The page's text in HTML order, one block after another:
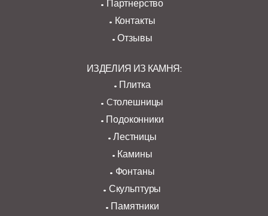
Партнерство
Контакты
Отзывы
ИЗДЕЛИЯ ИЗ КАМНЯ:
Плитка
Cтолешницы
Подоконники
Лестницы
Камины
Фонтаны
Скульптуры
Памятники